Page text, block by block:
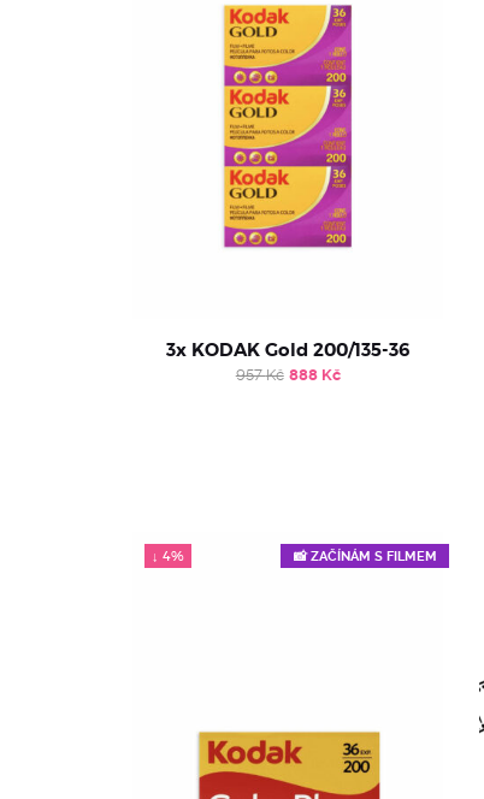
3x KODAK Gold 200/135-36
957Kč Original
888 KčCurrent
📸 ZAČÍNÁM S FILMEM
↓ 4%